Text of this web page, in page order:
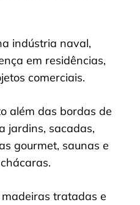
indústria naval,
em residências,
comerciais.
além das bordas de
jardins, sacadas,
gourmet, saunas e
tratadas e